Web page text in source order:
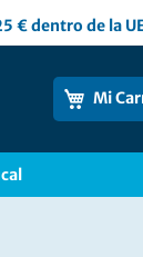
€ dentro de la
Mi